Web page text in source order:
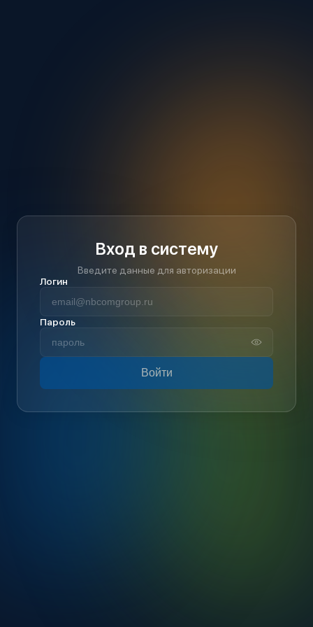
Вход в систему
Введите данные для авторизации
Логин
Пароль
Войти